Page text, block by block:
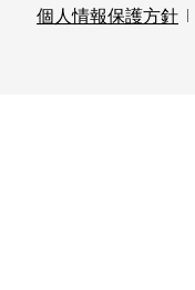
個人情報保護方針